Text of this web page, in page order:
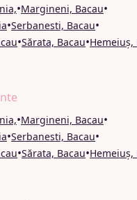
•Margineni, Bacau•
•Serbanesti, Bacau•
•Sărata, Bacau•Hemeiuș,
•Margineni, Bacau•
•Serbanesti, Bacau•
•Sărata, Bacau•Hemeiuș,